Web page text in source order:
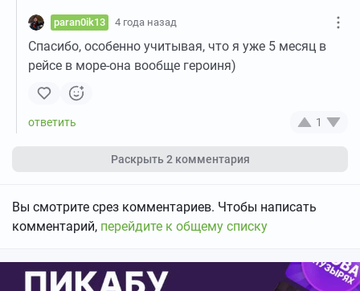
paran0ik13 4 года назад
Спасибо, особенно учитывая, что я уже 5 месяц в
рейсе в море-она вообще героиня)
1
Раскрыть2 комментария
Вы смотрите срез комментариев. Чтобы написать
комментарий, перейдите к общему списку